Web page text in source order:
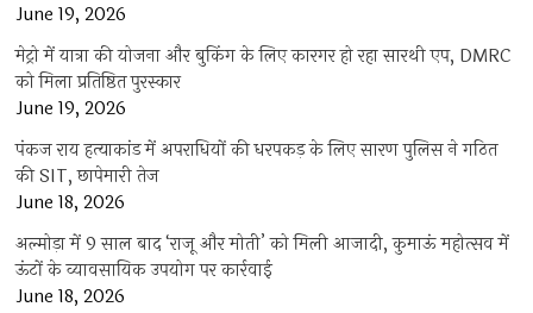
June 19, 2026
मेट्रो में यात्रा की योजना और बुकिंग के लिए कारगर हो रहा सारथी एप, DMRC
को मिला प्रतिष्ठित पुरस्कार
June 19, 2026
पंकज राय हत्याकांड में अपराधियों की धरपकड़ के लिए सारण पुलिस ने गठित
की SIT, छापेमारी तेज
June 18, 2026
अल्मोड़ा में 9 साल बाद ‘राजू और मोती’ को मिली आजादी, कुमाऊं महोत्सव में
ऊंटों के व्यावसायिक उपयोग पर कार्रवाई
June 18, 2026